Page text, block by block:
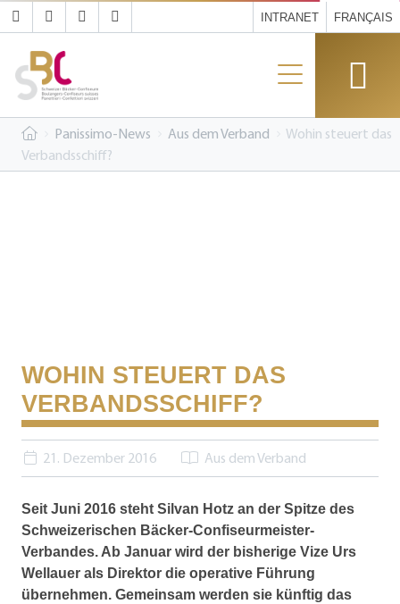
INTRANET FRANÇAIS
Panissimo-News Aus dem Verband
Wohin steuert das
Verbandsschiff?
WOHIN STEUERT DAS
VERBANDSSCHIFF?
21. Dezember 2016 Aus dem Verband
Seit Juni 2016 steht Silvan Hotz an der Spitze des
Schweizerischen Bäcker-Confiseurmeister-
Verbandes. Ab Januar wird der bisherige Vize Urs
Wellauer als Direktor die operative Führung
übernehmen. Gemeinsam werden sie künftig das